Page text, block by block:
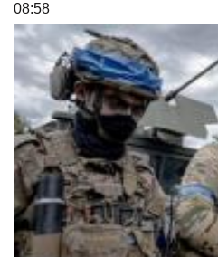
08:58